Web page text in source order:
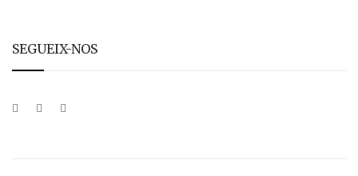
SEGUEIX-NOS